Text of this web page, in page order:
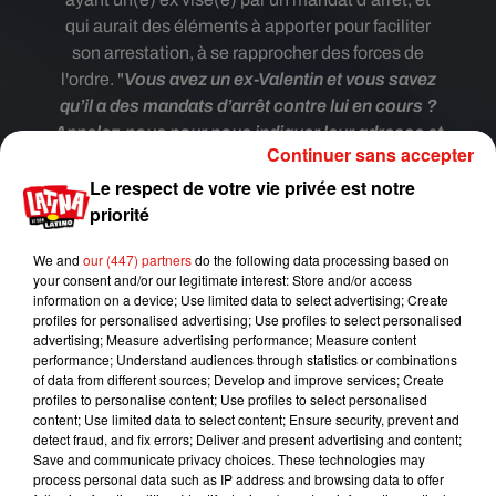
qui aurait des éléments à apporter pour faciliter
son arrestation, à se rapprocher des forces de
l'ordre. "Vous avez un ex-Valentin et vous savez
qu’il a des mandats d’arrêt contre lui en cours ?
Appelez-nous pour nous indiquer leur adresse et
nous nous occuperons du reste", ont-il écrit sur
la publication. Avec humour, les policiers ont
même promis un week-end débutant
avec"transport gratuit et chauffeur", sans
oublier "un séjour d’une nuit minimum dansnotre
luxueux cinq étoiles, couronné parun dîner
spécial de la Saint-Valentin".
Did you know? The Nash County Sheriff’s Office
is now offering a Valentine’s Day Weekend
Special! Do you have an...
Publiée parNash County Sheriff's Office
Le respect de votre vie privée est notre
priorité
We and our (447) partnersdo the following data processing based on
your consent and/or our legitimate interest: Store and/or access
information on a device; Use limited data to select advertising; Create
profiles for personalised advertising; Use profiles to select personalised
advertising; Measure advertising performance; Measure content
performance; Understand audiences through statistics or combinations
of data from different sources; Develop and improve services; Create
profiles to personalise content; Use profiles to select personalised
content; Use limited data to select content; Ensure security, prevent and
detect fraud, and fix errors; Deliver and present advertising and content;
Save and communicate privacy choices. These technologies may
process personal data such as IP address and browsing data to offer
Continuer sans accepter